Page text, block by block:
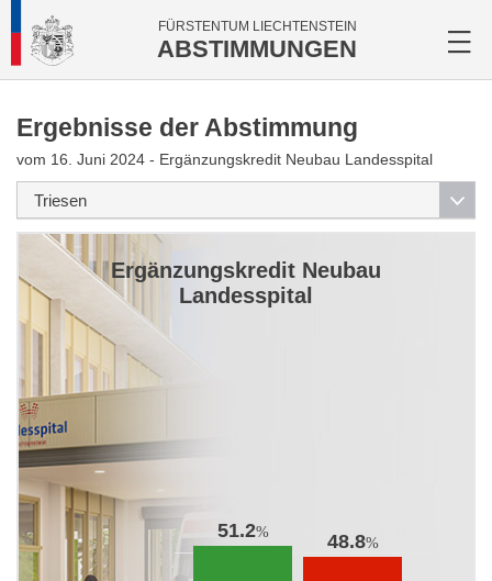
FÜRSTENTUM LIECHTENSTEIN
ABSTIMMUNGEN
Ergebnisse der Abstimmung
vom 16. Juni 2024 - Ergänzungskredit Neubau Landesspital
Ergänzungskredit Neubau
Landesspital
51.2% 48.8%